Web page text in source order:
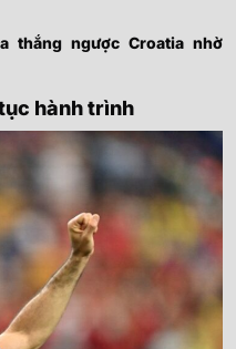
thắng ngược Croatia nhờ
hành trình